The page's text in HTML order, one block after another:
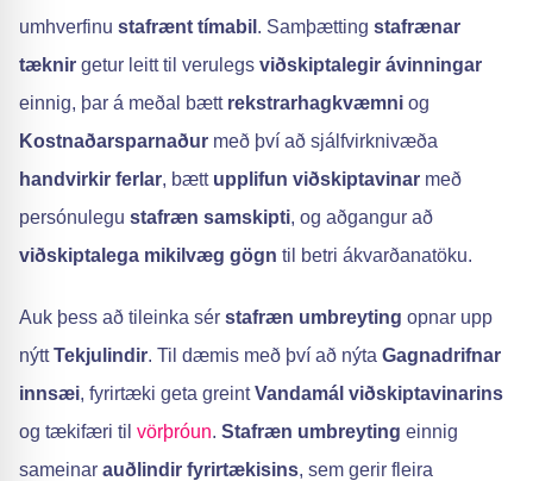
umhverfinu stafrænt tímabil . Samþætting stafrænar
tæknir getur leitt til verulegs viðskiptalegir ávinningar
einnig, þar á meðal bætt rekstrarhagkvæmni og
Kostnaðarsparnaður með því að sjálfvirknivæða
handvirkir ferlar, bætt upplifun viðskiptavinar með
persónulegu stafræn samskipti, og aðgangur að
viðskiptalega mikilvæg gögn til betri ákvarðanatöku.
Auk þess að tileinka sér stafræn umbreyting opnar upp
nýttTekjulindir. Til dæmis með því að nýta Gagnadrifnar
innsæi, fyrirtæki geta greintVandamál viðskiptavinarins
og tækifæri til vörþróun. Stafræn umbreyting einnig
sameinar auðlindir fyrirtækisins, sem gerir fleira